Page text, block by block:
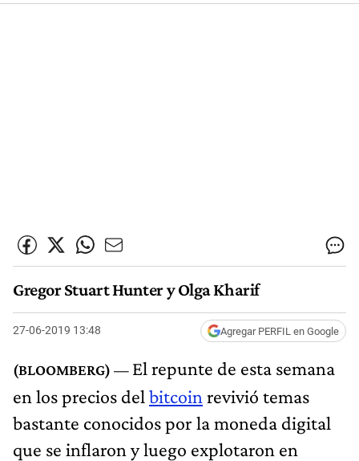
Gregor Stuart Hunter y Olga Kharif
27-06-2019 13:48 Agregar PERFIL en Google
El repunte de esta semana
en los precios del bitcoin revivió temas
bastante conocidos por la moneda digital
que se inflaron y luego explotaron en